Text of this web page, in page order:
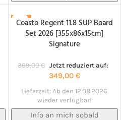
-5%
NACHBESTELLT!
Coasto Regent 11.8 SUP Board
Set 2026 [355x86x15cm]
Signature
369,00€ Jetzt reduziert auf:
349,00 €
Lieferzeit: Ab den 12.08.2026
wieder verfügbar!
Info an mich sobald